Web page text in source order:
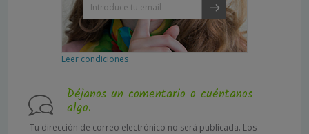
Leer condiciones
Déjanos un comentario o cuéntanos
algo.
Tu dirección de correo electrónico no será publicada. Los